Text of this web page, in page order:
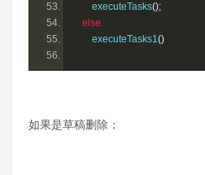
        executeTasks
();
else
        executeTasks1
()
如果是草稿删除：